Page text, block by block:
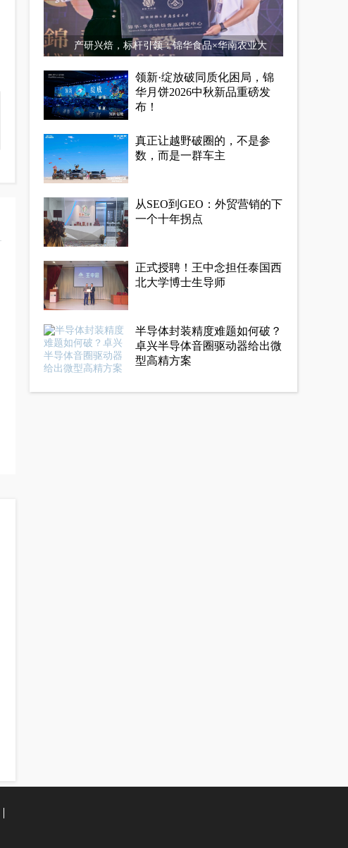
产研兴焙，标杆引领：锦华食品×华南农业大
领新·绽放破同质化困局，锦
华月饼2026中秋新品重磅发
布！
真正让越野破圈的，不是参
数，而是一群车主
从SEO到GEO：外贸营销的下
一个十年拐点
正式授聘！王中念担任泰国西
北大学博士生导师
半导体封装精度难题如何破？
卓兴半导体音圈驱动器给出微
型高精方案